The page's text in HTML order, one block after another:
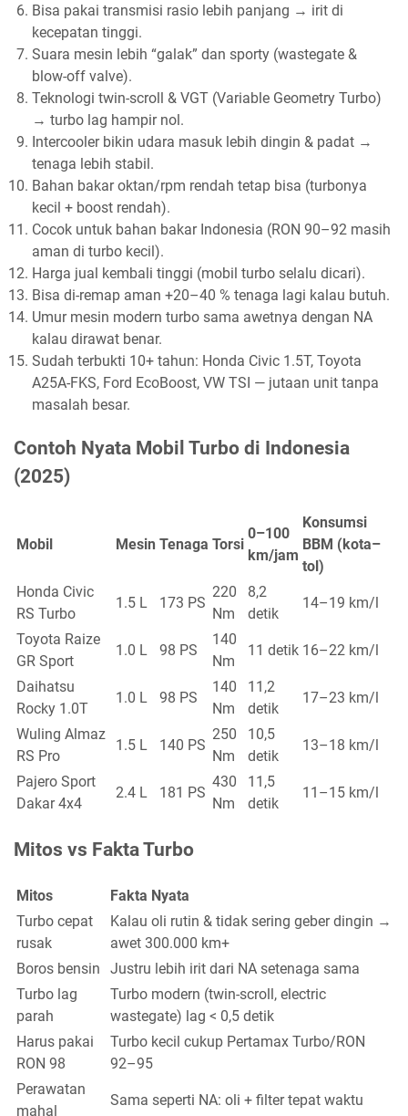
Bisa pakai transmisi rasio lebih panjang → irit di
kecepatan tinggi.
Suara mesin lebih “galak” dan sporty (wastegate &
blow-off valve).
Teknologi twin-scroll & VGT (Variable Geometry Turbo)
→ turbo lag hampir nol.
Intercooler bikin udara masuk lebih dingin & padat →
tenaga lebih stabil.
Bahan bakar oktan/rpm rendah tetap bisa (turbonya
kecil + boost rendah).
Cocok untuk bahan bakar Indonesia (RON 90–92 masih
aman di turbo kecil).
Harga jual kembali tinggi (mobil turbo selalu dicari).
Bisa di-remap aman +20–40 % tenaga lagi kalau butuh.
Umur mesin modern turbo sama awetnya dengan NA
kalau dirawat benar.
Sudah terbukti 10+ tahun: Honda Civic 1.5T, Toyota
A25A-FKS, Ford EcoBoost, VW TSI — jutaan unit tanpa
masalah besar.
Contoh Nyata Mobil Turbo di Indonesia
(2025)
Mobil Mesin Tenaga Torsi
0–100
km/jam
Konsumsi
BBM (kota–
tol)
Honda Civic
RS Turbo
1.5 L 173 PS
220
Nm
8,2
detik
14–19 km/l
Toyota Raize
GR Sport
1.0 L 98 PS
140
Nm
11 detik 16–22 km/l
Daihatsu
Rocky 1.0T
1.0 L 98 PS
140
Nm
11,2
detik
17–23 km/l
Wuling Almaz
RS Pro
1.5 L 140 PS
250
Nm
10,5
detik
13–18 km/l
Pajero Sport
Dakar 4x4
2.4 L 181 PS
430
Nm
11,5
detik
11–15 km/l
Mitos vs Fakta Turbo
Mitos
Fakta Nyata
Turbo cepat
rusak
Kalau oli rutin & tidak sering geber dingin →
awet 300.000 km+
Boros bensin
Justru lebih irit dari NA setenaga sama
Turbo lag
parah
Turbo modern (twin-scroll, electric
wastegate) lag < 0,5 detik
Harus pakai
RON 98
Turbo kecil cukup Pertamax Turbo/RON
92–95
Perawatan
mahal
Sama seperti NA: oli + filter tepat waktu